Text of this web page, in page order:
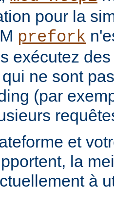
pour la
prefork
exécutez
ne sont
(par
et
la
à